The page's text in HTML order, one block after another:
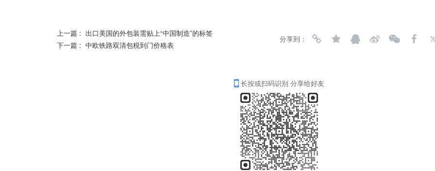
上一篇 : 出口美国的外包装需贴上“中国制造”的标签
下一篇 : 中欧铁路双清包税到门价格表
分享到：
长按或扫码识别 分享给好友